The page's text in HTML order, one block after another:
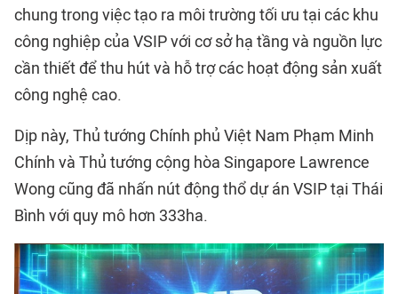
chung trong việc tạo ra môi trường tối ưu tại các khu
công nghiệp của VSIP với cơ sở hạ tầng và nguồn lực
cần thiết để thu hút và hỗ trợ các hoạt động sản xuất
công nghệ cao.
Dịp này, Thủ tướng Chính phủ Việt Nam Phạm Minh
Chính và Thủ tướng cộng hòa Singapore Lawrence
Wong cũng đã nhấn nút động thổ dự án VSIP tại Thái
Bình với quy mô hơn 333ha.